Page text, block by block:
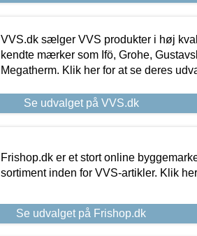
VVS.dk sælger VVS produkter i høj
kendte mærker som Ifö, Grohe,
Megatherm. Klik her for at se deres
Se udvalget på VVS.dk
Frishop.dk er et stort online
sortiment inden for VVS-artikler. Klik
Se udvalget på Frishop.dk